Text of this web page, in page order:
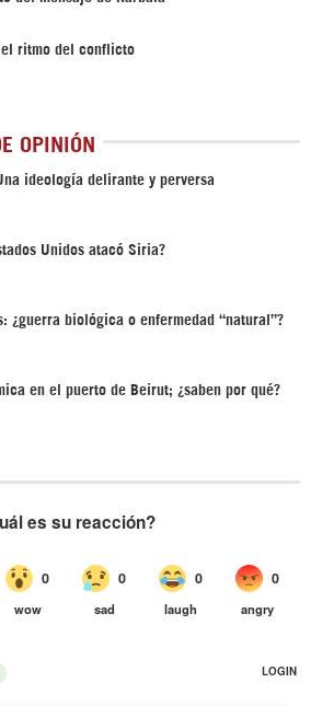
el ritmo del conflicto
OPINIÓN
ideología delirante y perversa
Unidos atacó Siria?
¿guerra biológica o enfermedad “natural”?
en el puerto de Beirut; ¿saben por qué?